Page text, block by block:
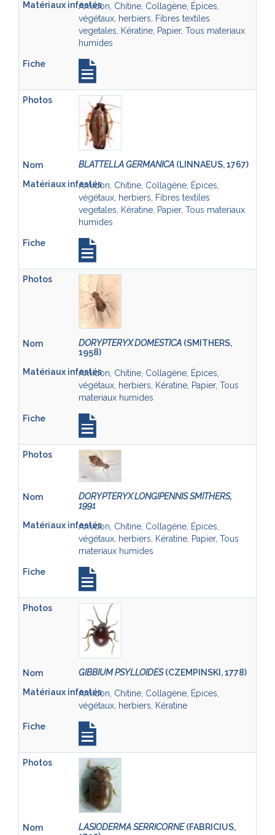
Amidon, Chitine, Collagène, Épices,
végétaux, herbiers, Fibres textiles
vegetales, Kératine, Papier, Tous materiaux
humides
BLATTELLA GERMANICA(LINNAEUS, 1767)
Amidon, Chitine, Collagène, Épices,
végétaux, herbiers, Fibres textiles
vegetales, Kératine, Papier, Tous materiaux
humides
DORYPTERYX DOMESTICA (SMITHERS,
1958)
Amidon, Chitine, Collagène, Épices,
végétaux, herbiers, Kératine, Papier, Tous
materiaux humides
DORYPTERYX LONGIPENNIS SMITHERS,
1991
Amidon, Chitine, Collagène, Épices,
végétaux, herbiers, Kératine, Papier, Tous
materiaux humides
GIBBIUM PSYLLOIDES(CZEMPINSKI, 1778)
Amidon, Chitine, Collagène, Épices,
végétaux, herbiers, Kératine
LASIODERMA SERRICORNE(FABRICIUS,